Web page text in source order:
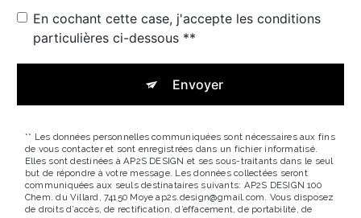
En cochant cette case, j'accepte les conditions
particulières ci-dessous **
Envoyer
** Les données personnelles communiquées sont nécessaires aux fins
de vous contacter et sont enregistrées dans un fichier informatisé.
Elles sont destinées à AP2S DESIGN et ses sous-traitants dans le seul
but de répondre à votre message. Les données collectées seront
communiquées aux seuls destinataires suivants: AP2S DESIGN 100
Chem. du Villard, 74150 Moye ap2s.design@gmail.com. Vous disposez
de droits d’accès, de rectification, d’effacement, de portabilité, de